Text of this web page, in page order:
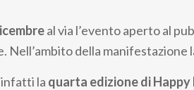
al via l’evento aperto al
Nell’ambito della
la quarta edizione di